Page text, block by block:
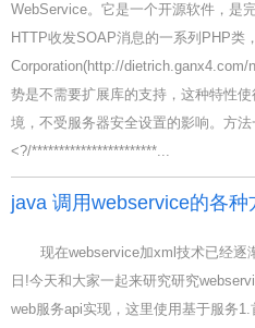
WebService。它是一个开源软件，是
HTTP收发SOAP消息的一系列PHP类
Corporation(http://
势是不需要扩展库的支持，这种特性
境，不受服务器安全设置的影响。方法
<?/***********************...
java 调用webservice的各种
现在webservice加xml技术已经逐
日!今天和大家一起来研究研究
web服务api实现，这里使用基于服务